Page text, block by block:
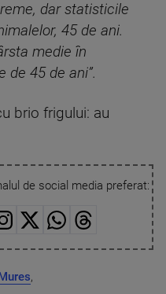
dar statisticile
45 de ani.
medie în
de 45 de ani”.
brio frigului: au
de social media preferat:
,